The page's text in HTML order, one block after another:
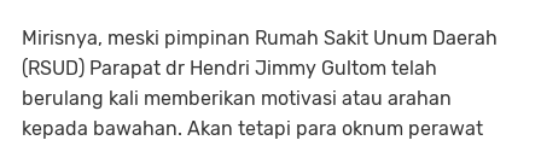
Mirisnya, meski pimpinan Rumah Sakit Unum Daerah
(RSUD) Parapat dr Hendri Jimmy Gultom telah
berulang kali memberikan motivasi atau arahan
kepada bawahan. Akan tetapi para oknum perawat